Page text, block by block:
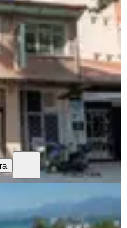
Otel,
Uygun Bina